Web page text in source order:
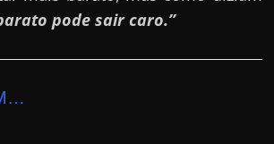
pode sair caro.”